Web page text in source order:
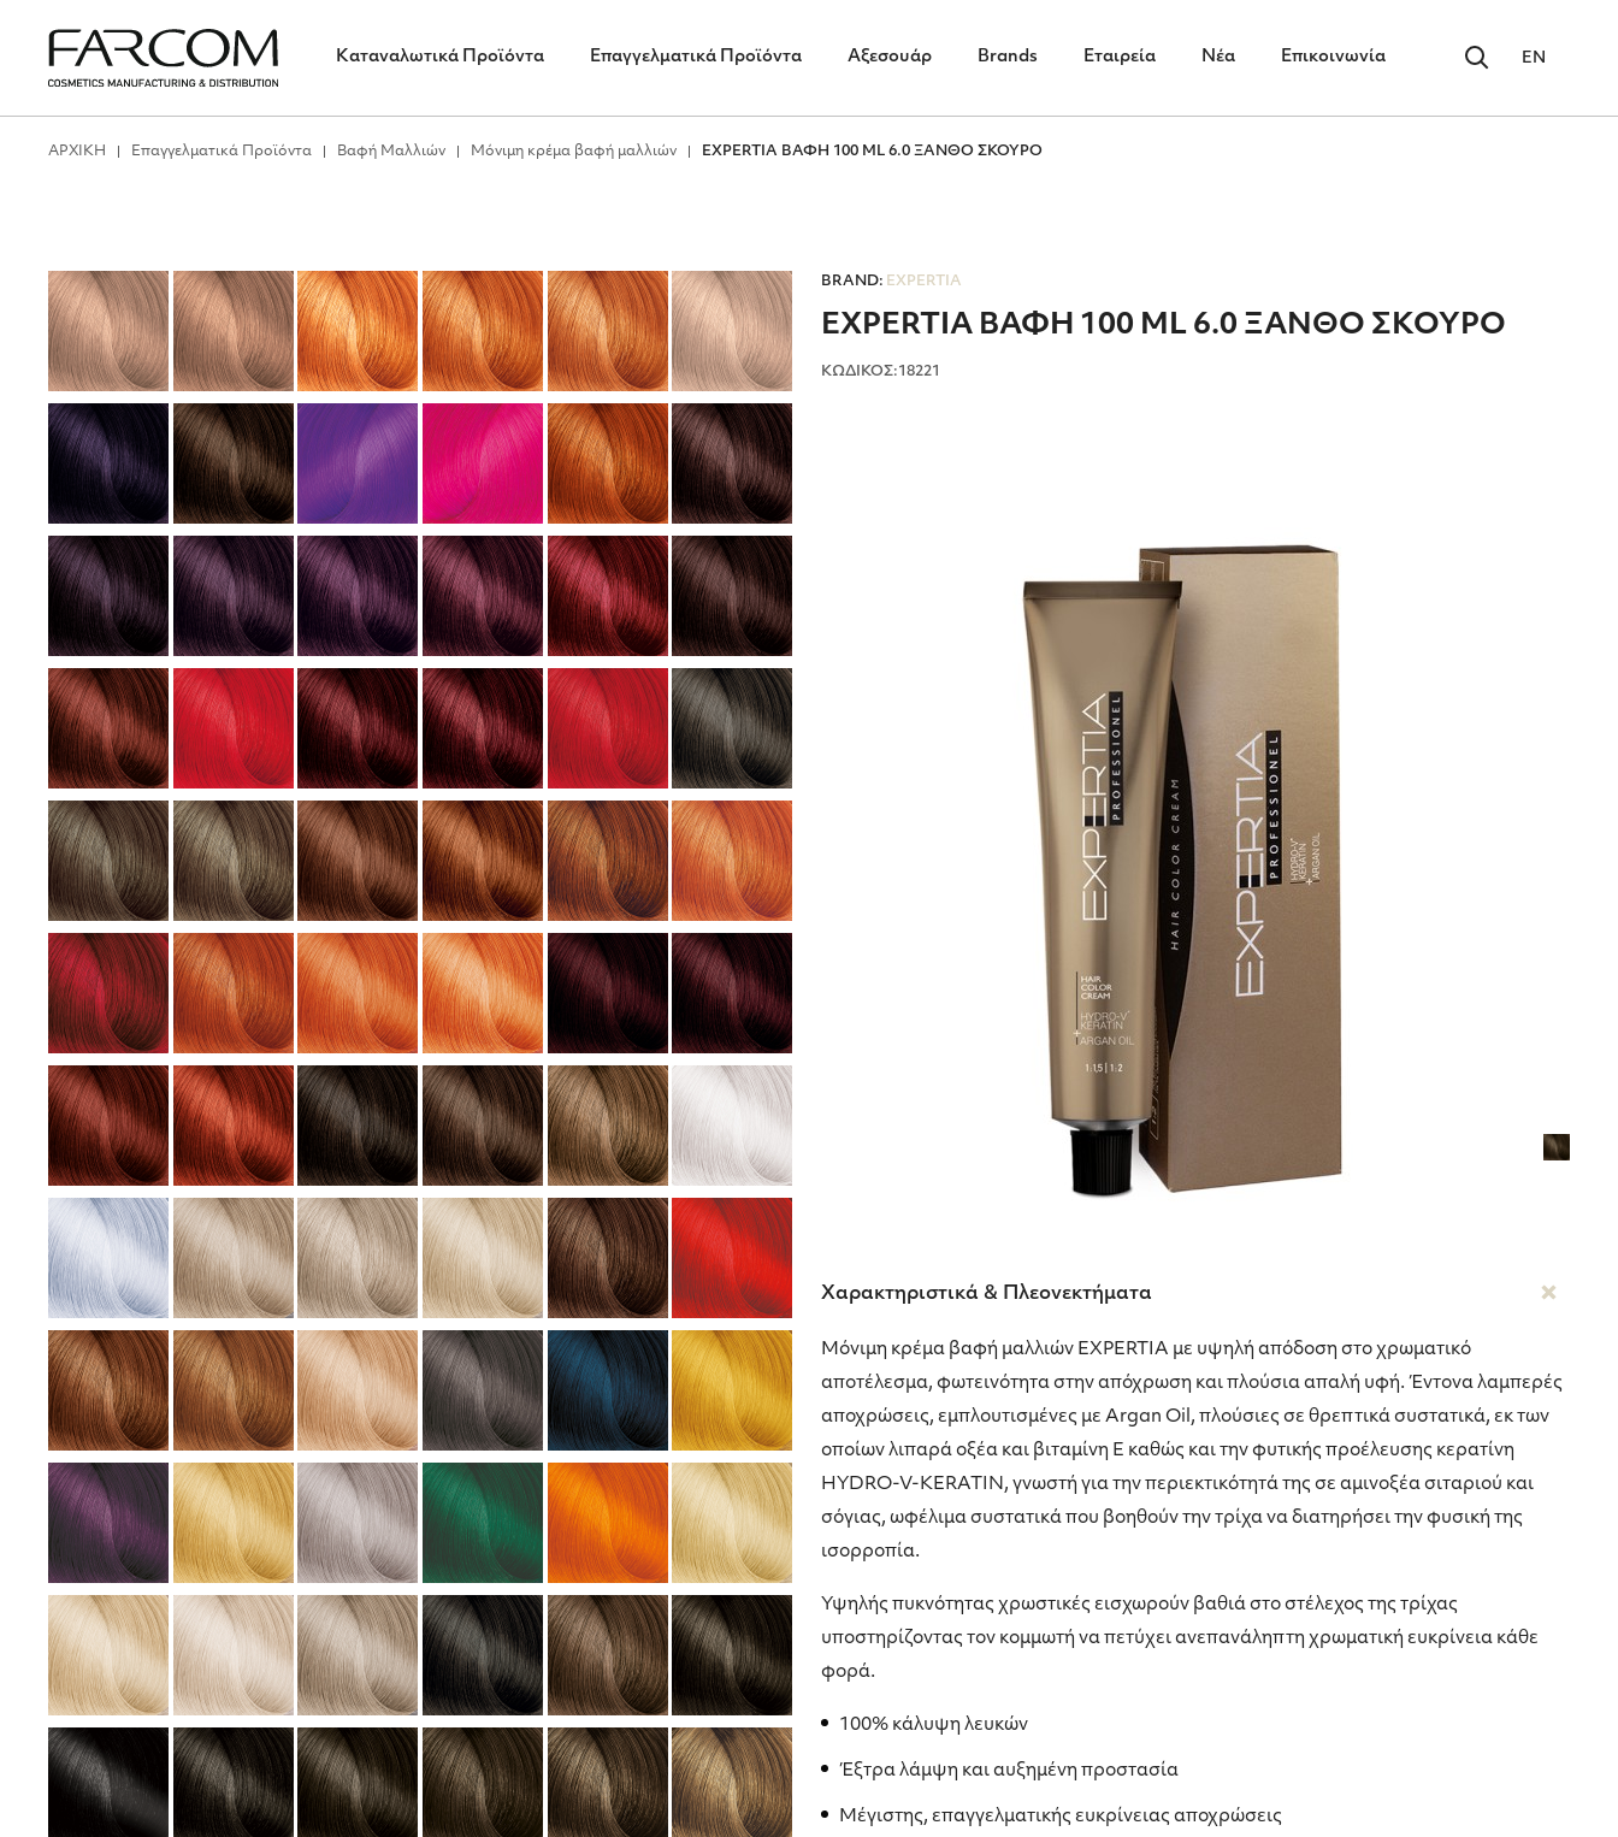
Καταναλωτικά Προϊόντα Επαγγελματικά Προϊόντα Αξεσουάρ Brands Εταιρεία Νέα Επικοινωνία EN
ΑΡΧΙΚΗ Επαγγελματικά Προϊόντα Βαφή Μαλλιών Μόνιμη κρέμα βαφή μαλλιών EXPERTIA ΒΑΦΗ 100 ML 6.0 ΞΑΝΘΟ ΣΚΟΥΡΟ
BRAND: EXPERTIA
EXPERTIA ΒΑΦΗ 100 ML 6.0 ΞΑΝΘΟ ΣΚΟΥΡΟ
ΚΩΔΙΚΟΣ:18221
Χαρακτηριστικά & Πλεονεκτήματα
Μόνιμη κρέμα βαφή μαλλιών EXPERTIA με υψηλή απόδοση στο χρωματικό
αποτέλεσμα, φωτεινότητα στην απόχρωση και πλούσια απαλή υφή. Έντονα λαμπερές
αποχρώσεις, εμπλουτισμένες με Argan Oil, πλούσιες σε θρεπτικά συστατικά, εκ των
οποίων λιπαρά οξέα και βιταμίνη Ε καθώς και την φυτικής προέλευσης κερατίνη
HYDRO-V-KERATIN, γνωστή για την περιεκτικότητά της σε αμινοξέα σιταριού και
σόγιας, ωφέλιμα συστατικά που βοηθούν την τρίχα να διατηρήσει την φυσική της
ισορροπία.
Υψηλής πυκνότητας χρωστικές εισχωρούν βαθιά στο στέλεχος της τρίχας
υποστηρίζοντας τον κομμωτή να πετύχει ανεπανάληπτη χρωματική ευκρίνεια κάθε
φορά.
100% κάλυψη λευκών
Έξτρα λάμψη και αυξημένη προστασία
Μέγιστης, επαγγελματικής ευκρίνειας αποχρώσεις